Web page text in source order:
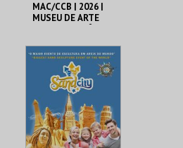
MAC/CCB | 2026 |
MUSEU DE ARTE
ARQUITETURA
CCB
MAIS INFO
COMPRAR